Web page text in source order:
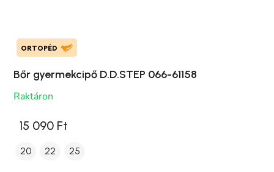
ORTOPÉD
Bőr gyermekcipő D.D.STEP 066-61158
Raktáron
15 090 Ft
20 22 25